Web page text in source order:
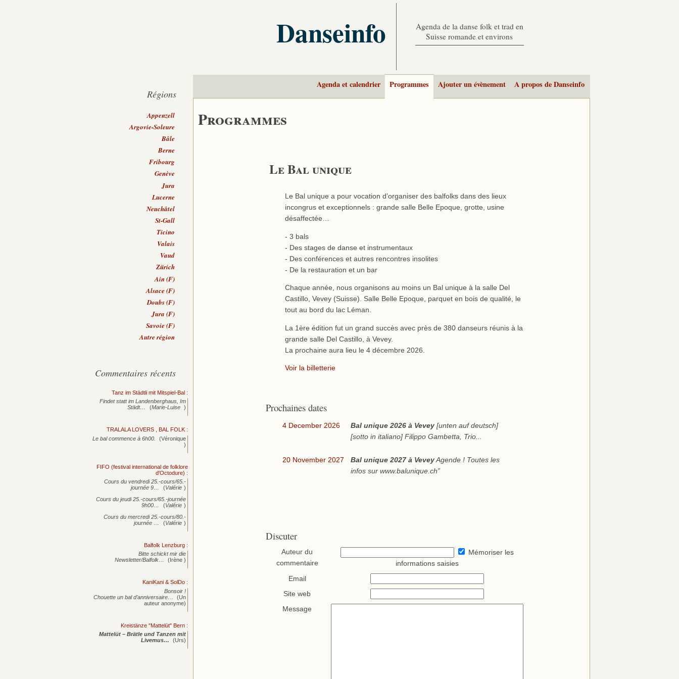
Danseinfo
Agenda de la danse folk et trad en
Suisse romande et environs
Agenda et calendrier Programmes Ajouter un évènement A propos de Danseinfo
Programmes
Le Bal unique
Le Bal unique a pour vocation d’organiser des balfolks dans des lieux
incongrus et exceptionnels : grande salle Belle Epoque, grotte, usine
désaffectée…
- 3 bals
- Des stages de danse et instrumentaux
- Des conférences et autres rencontres insolites
- De la restauration et un bar
Chaque année, nous organisons au moins un Bal unique à la salle Del
Castillo, Vevey (Suisse). Salle Belle Epoque, parquet en bois de qualité, le
tout au bord du lac Léman.
La 1ère édition fut un grand succès avec près de 380 danseurs réunis à la
grande salle Del Castillo, à Vevey.
La prochaine aura lieu le 4 décembre 2026.
Voir la billetterie
Prochaines dates
4 December 2026 Bal unique 2026 à Vevey [unten auf deutsch]
[sotto in italiano] Filippo Gambetta, Trio...
20 November 2027 Bal unique 2027 à Vevey Agende ! Toutes les
infos sur www.balunique.ch”
Discuter
Auteur du
commentaire
Mémoriser les
informations saisies
Email
Site web
Message
Régions
Appenzell
Argovie-Soleure
Bâle
Berne
Fribourg
Genève
Jura
Lucerne
Neuchâtel
St-Gall
Ticino
Valais
Vaud
Zürich
Ain (F)
Alsace (F)
Doubs (F)
Jura (F)
Savoie (F)
Autre région
Commentaires récents
Tanz im Städtli mit Mitspiel-Bal :
Findet statt im Landenberghaus, Im
Städt…
(Marie-Luise )
TRALALA LOVERS , BAL FOLK :
Le bal commence à 6h00.
(Véronique
)
FIFO (festival international de folklore
d'Octodure) :
Cours du vendredi 25.-cours/65.-
journée 9… (Valérie )
Cours du jeudi 25.-cours/65.-journée
9h00…
(Valérie )
Cours du mercredi 25.-cours/80.-
journée … (Valérie )
Balfolk Lenzburg :
Bitte schickt mir die
Newsletter/Balfolk…
(Irène )
KaniKani & SolDo :
Bonsoir !
Chouette un bal d’anniversaire…
(Un
auteur anonyme)
Kreistänze "Mattelüt" Bern :
Mattelüt – Brätle und Tanzen mit
Livemus…
(Urs)